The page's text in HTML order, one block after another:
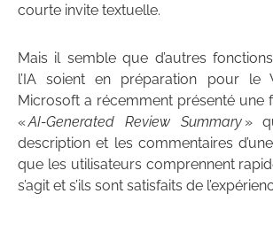
courte invite textuelle.
Mais il semble que d’autres
l’IA soient en préparation pour le
Microsoft a récemment présenté une
«AI-Generated Review Summary»
description et les commentaires
que les utilisateurs comprennent
s’agit et s’ils sont satisfaits de